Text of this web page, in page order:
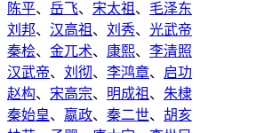
陈平、 岳飞、 宋太祖 、 毛泽东
刘邦、 汉高祖 、 刘秀、 光武帝
秦桧、 金兀术、 康熙、 李清照
汉武帝、 刘彻、 李鸿章、 启功
赵构、 宋高宗、 明成祖 、 朱棣
秦始皇、 嬴政、 秦二世、 胡亥